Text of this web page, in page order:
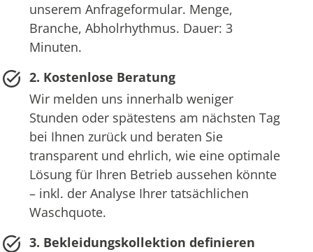
unserem Anfrageformular. Menge,
Branche, Abholrhythmus. Dauer: 3
Minuten.
2. Kostenlose Beratung
Wir melden uns innerhalb weniger
Stunden oder spätestens am nächsten Tag
bei Ihnen zurück und beraten Sie
transparent und ehrlich, wie eine optimale
Lösung für Ihren Betrieb aussehen könnte
– inkl. der Analyse Ihrer tatsächlichen
Waschquote.
3. Bekleidungskollektion definieren